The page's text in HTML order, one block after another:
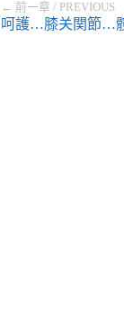
← 前一章 / PREVIOUS
呵護…膝关関節…